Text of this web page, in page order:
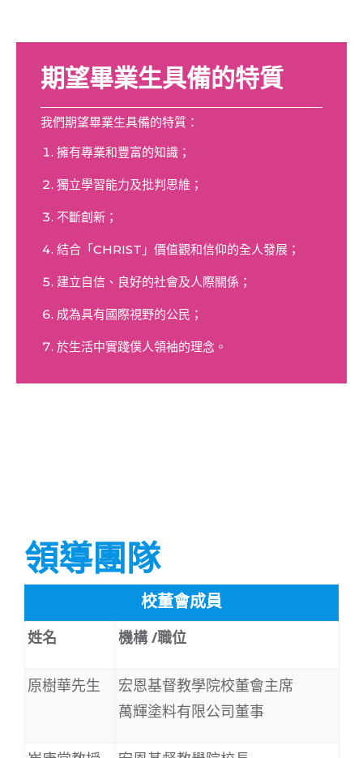
期望畢業生具備的特質
我們期望畢業生具備的特質：
擁有專業和豐富的知識；
獨立學習能力及批判思維；
不斷創新；
結合「CHRIST」價值觀和信仰的全人發展；
建立自信、良好的社會及人際關係；
成為具有國際視野的公民；
於生活中實踐僕人領袖的理念。
領導團隊
校董會成員
姓名
機構 /職位
原樹華先生
宏恩基督教學院校董會主席
萬輝塗料有限公司董事